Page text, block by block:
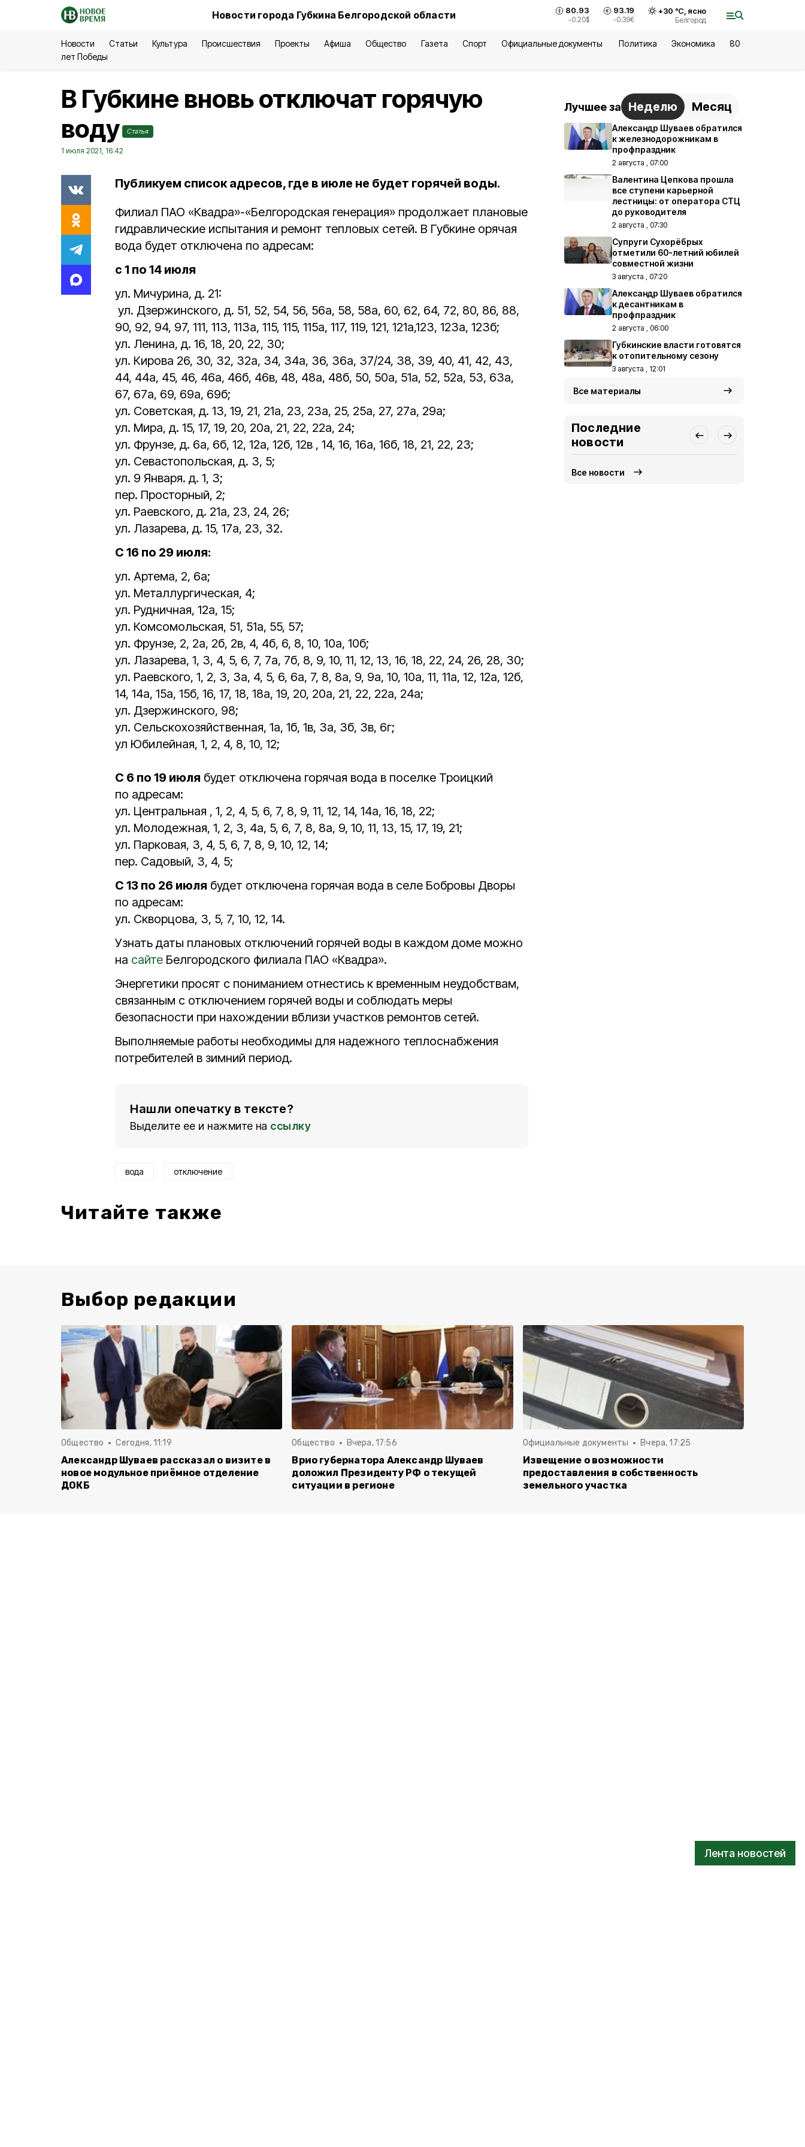
Новости города Губкина Белгородской области 80.93
-0.20$
93.19
-0.39€
+30 °С, ясно
Белгород
Новости Статьи Культура Происшествия Проекты Афиша Общество Газета Спорт Официальные документы Политика Экономика
80
лет Победы
Лента новостей
В Губкине вновь отключат горячую
воду
Статья
1 июля 2021, 16:42
Публикуем список адресов, где в июле не будет горячей воды.
Филиал ПАО «Квадра»-«Белгородская генерация» продолжает плановые
гидравлические испытания и ремонт тепловых сетей. В Губкине орячая
вода будет отключена по адресам:
с 1 по 14 июля
ул. Мичурина, д. 21:
ул. Дзержинского, д. 51, 52, 54, 56, 56а, 58, 58а, 60, 62, 64, 72, 80, 86, 88,
90, 92, 94, 97, 111, 113, 113а, 115, 115, 115а, 117, 119, 121, 121а,123, 123а, 123б;
ул. Ленина, д. 16, 18, 20, 22, 30;
ул. Кирова 26, 30, 32, 32а, 34, 34а, 36, 36а, 37/24, 38, 39, 40, 41, 42, 43,
44, 44а, 45, 46, 46а, 46б, 46в, 48, 48а, 48б, 50, 50а, 51а, 52, 52а, 53, 63а,
67, 67а, 69, 69а, 69б;
ул. Советская, д. 13, 19, 21, 21а, 23, 23а, 25, 25а, 27, 27а, 29а;
ул. Мира, д. 15, 17, 19, 20, 20а, 21, 22, 22а, 24;
ул. Фрунзе, д. 6а, 6б, 12, 12а, 12б, 12в , 14, 16, 16а, 16б, 18, 21, 22, 23;
ул. Севастопольская, д. 3, 5;
ул. 9 Января. д. 1, 3;
пер. Просторный, 2;
ул. Раевского, д. 21а, 23, 24, 26;
ул. Лазарева, д. 15, 17а, 23, 32.
С 16 по 29 июля:
ул. Артема, 2, 6а;
ул. Металлургическая, 4;
ул. Рудничная, 12а, 15;
ул. Комсомольская, 51, 51а, 55, 57;
ул. Фрунзе, 2, 2а, 2б, 2в, 4, 4б, 6, 8, 10, 10а, 10б;
ул. Лазарева, 1, 3, 4, 5, 6, 7, 7а, 7б, 8, 9, 10, 11, 12, 13, 16, 18, 22, 24, 26, 28, 30;
ул. Раевского, 1, 2, 3, 3а, 4, 5, 6, 6а, 7, 8, 8а, 9, 9а, 10, 10а, 11, 11а, 12, 12а, 12б,
14, 14а, 15а, 15б, 16, 17, 18, 18а, 19, 20, 20а, 21, 22, 22а, 24а;
ул. Дзержинского, 98;
ул. Сельскохозяйственная, 1а, 1б, 1в, 3а, 3б, 3в, 6г;
ул Юбилейная, 1, 2, 4, 8, 10, 12;
С 6 по 19 июля будет отключена горячая вода в поселке Троицкий
по адресам:
ул. Центральная , 1, 2, 4, 5, 6, 7, 8, 9, 11, 12, 14, 14а, 16, 18, 22;
ул. Молодежная, 1, 2, 3, 4а, 5, 6, 7, 8, 8а, 9, 10, 11, 13, 15, 17, 19, 21;
ул. Парковая, 3, 4, 5, 6, 7, 8, 9, 10, 12, 14;
пер. Садовый, 3, 4, 5;
С 13 по 26 июля будет отключена горячая вода в селе Бобровы Дворы
по адресам:
ул. Скворцова, 3, 5, 7, 10, 12, 14.
Узнать даты плановых отключений горячей воды в каждом доме можно
на сайте Белгородского филиала ПАО «Квадра».
Энергетики просят с пониманием отнестись к временным неудобствам,
связанным с отключением горячей воды и соблюдать меры
безопасности при нахождении вблизи участков ремонтов сетей.
Выполняемые работы необходимы для надежного теплоснабжения
потребителей в зимний период.
Нашли опечатку в тексте?
Выделите ее и нажмите на ссылку
вода отключение
Читайте также
Лучшее за Неделю Месяц
Александр Шуваев обратился
к железнодорожникам в
профпраздник
2 августа , 07:00
Валентина Цепкова прошла
все ступени карьерной
лестницы: от оператора СТЦ
до руководителя
2 августа , 07:30
Супруги Сухорёбрых
отметили 60-летний юбилей
совместной жизни
3 августа , 07:20
Александр Шуваев обратился
к десантникам в
профпраздник
2 августа , 06:00
Губкинские власти готовятся
к отопительному сезону
3 августа , 12:01
Все материалы
Последние
новости
Все новости
Выбор редакции
Общество Сегодня, 11:19
Александр Шуваев рассказал о визите в
новое модульное приёмное отделение
ДОКБ
Общество Вчера, 17:56
Врио губернатора Александр Шуваев
доложил Президенту РФ о текущей
ситуации в регионе
Официальные документы Вчера, 17:25
Извещение о возможности
предоставления в собственность
земельного участка